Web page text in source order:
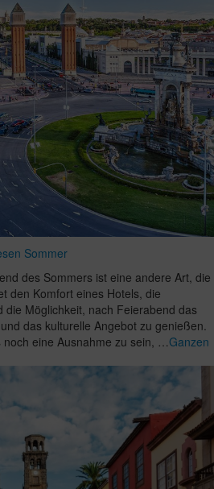
Sommer
des Sommers ist eine andere Art, die
den Komfort eines Hotels, die
Möglichkeit, nach Feierabend das
das kulturelle Angebot zu genießen.
noch eine Ausnahme zu sein, …Ganzen